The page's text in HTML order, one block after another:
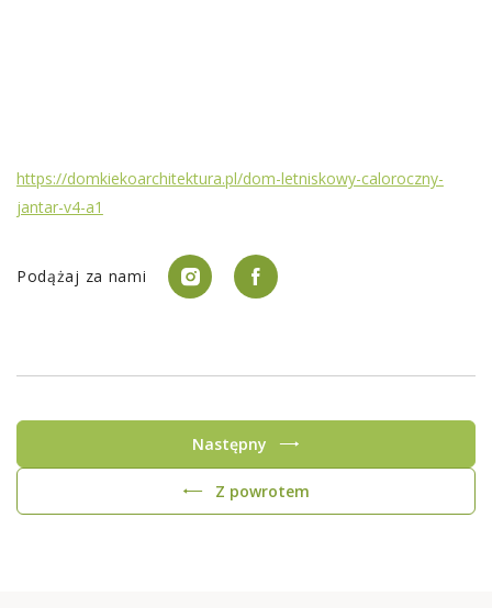
https://domkiekoarchitektura.pl/dom-letniskowy-caloroczny-
jantar-v4-a1
Podążaj za nami
Z powrotem
Następny